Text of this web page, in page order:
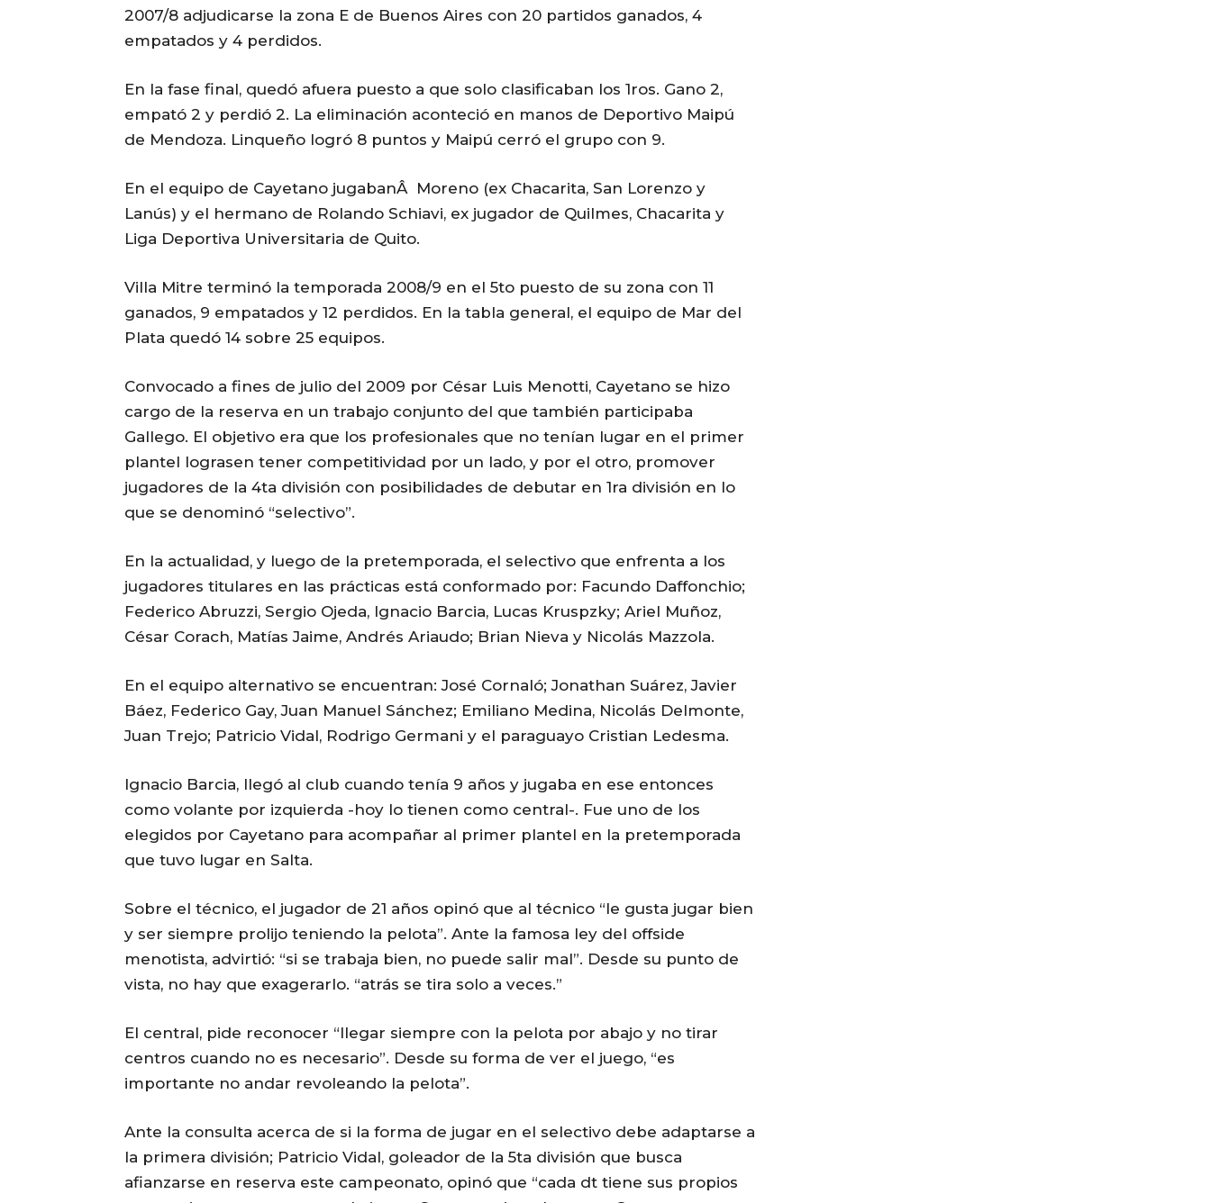
2007/8 adjudicarse la zona E de Buenos Aires con 20 partidos ganados, 4
empatados y 4 perdidos.
En la fase final, quedó afuera puesto a que solo clasificaban los 1ros. Gano 2,
empató 2 y perdió 2. La eliminación aconteció en manos de Deportivo Maipú
de Mendoza. Linqueño logró 8 puntos y Maipú cerró el grupo con 9.
En el equipo de Cayetano jugabanÂ Moreno (ex Chacarita, San Lorenzo y
Lanús) y el hermano de Rolando Schiavi, ex jugador de Quilmes, Chacarita y
Liga Deportiva Universitaria de Quito.
Villa Mitre terminó la temporada 2008/9 en el 5to puesto de su zona con 11
ganados, 9 empatados y 12 perdidos. En la tabla general, el equipo de Mar del
Plata quedó 14 sobre 25 equipos.
Convocado a fines de julio del 2009 por César Luis Menotti, Cayetano se hizo
cargo de la reserva en un trabajo conjunto del que también participaba
Gallego. El objetivo era que los profesionales que no tenían lugar en el primer
plantel lograsen tener competitividad por un lado, y por el otro, promover
jugadores de la 4ta división con posibilidades de debutar en 1ra división en lo
que se denominó “selectivo”.
En la actualidad, y luego de la pretemporada, el selectivo que enfrenta a los
jugadores titulares en las prácticas está conformado por: Facundo Daffonchio;
Federico Abruzzi, Sergio Ojeda, Ignacio Barcia, Lucas Kruspzky; Ariel Muñoz,
César Corach, Matías Jaime, Andrés Ariaudo; Brian Nieva y Nicolás Mazzola.
En el equipo alternativo se encuentran: José Cornaló; Jonathan Suárez, Javier
Báez, Federico Gay, Juan Manuel Sánchez; Emiliano Medina, Nicolás Delmonte,
Juan Trejo; Patricio Vidal, Rodrigo Germani y el paraguayo Cristian Ledesma.
Ignacio Barcia, llegó al club cuando tenía 9 años y jugaba en ese entonces
como volante por izquierda -hoy lo tienen como central-. Fue uno de los
elegidos por Cayetano para acompañar al primer plantel en la pretemporada
que tuvo lugar en Salta.
Sobre el técnico, el jugador de 21 años opinó que al técnico “le gusta jugar bien
y ser siempre prolijo teniendo la pelota”. Ante la famosa ley del offside
menotista, advirtió: “si se trabaja bien, no puede salir mal”. Desde su punto de
vista, no hay que exagerarlo. “atrás se tira solo a veces.”
El central, pide reconocer “llegar siempre con la pelota por abajo y no tirar
centros cuando no es necesario”. Desde su forma de ver el juego, “es
importante no andar revoleando la pelota”.
Ante la consulta acerca de si la forma de jugar en el selectivo debe adaptarse a
la primera división; Patricio Vidal, goleador de la 5ta división que busca
afianzarse en reserva este campeonato, opinó que “cada dt tiene sus propios